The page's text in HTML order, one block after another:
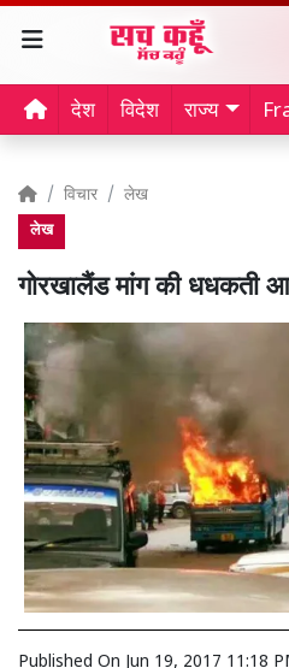
देश विदेश राज्य
विचार लेख
लेख
गोरखालैंड मांग की धधकती
Published On Jun 19, 2017 11:18